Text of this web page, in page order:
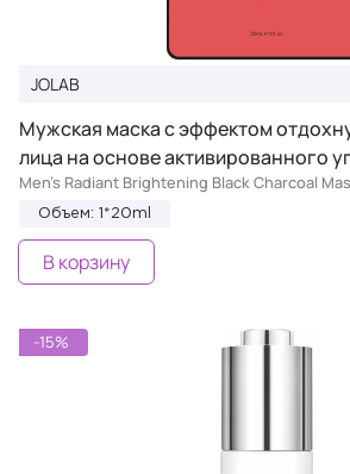
JOLAB
Мужская маска с эффектом
лица на основе активированного
Men's Radiant Brightening Black Charcoal
Объем: 1*20ml
В корзину
-15%